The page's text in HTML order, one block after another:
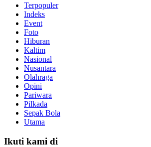
Terpopuler
Indeks
Event
Foto
Hiburan
Kaltim
Nasional
Nusantara
Olahraga
Opini
Pariwara
Pilkada
Sepak Bola
Utama
Ikuti kami di